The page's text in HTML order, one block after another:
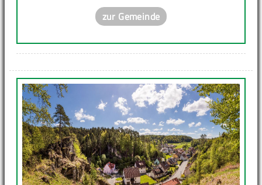
zur Gemeinde